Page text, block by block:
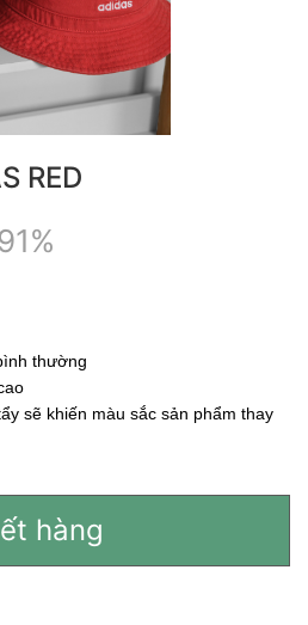
RED
thường
sẽ khiến màu sắc sản phẩm thay
hàng